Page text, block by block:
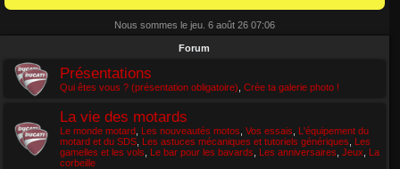
Nous sommes le jeu. 6 août 26 07:06
Forum
Présentations
Qui êtes vous ? (présentation obligatoire) Crée ta galerie photo !
La vie des motards
Le monde motard Les nouveautés motos Vos essais
L'équipement du
motard et du SDS Les astuces mécaniques et tutoriels génériques
Les
gamelles et les vols
Le bar pour les bavards Les anniversaires Jeux
La
corbeille